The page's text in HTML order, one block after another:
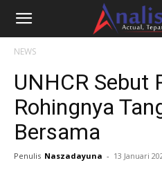
NEWS
UNHCR Sebut
Rohingnya
Bersama
Penulis Naszadayuna - 13 Januari